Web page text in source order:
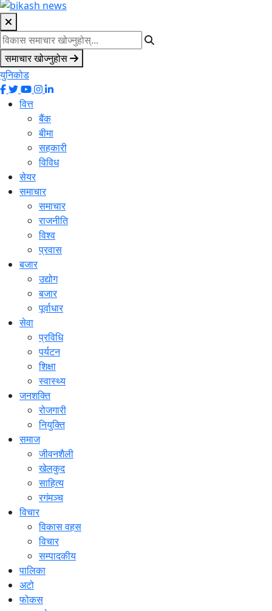
समाचार खोज्नुहोस
युनिकोड
वित्त
बैंक
बीमा
सहकारी
विविध
सेयर
समाचार
समाचार
राजनीति
विश्व
प्रवास
बजार
उद्योग
बजार
पूर्वाधार
सेवा
प्रविधि
पर्यटन
शिक्षा
स्वास्थ्य
जनशक्ति
रोजगारी
नियुक्ति
समाज
जीवनशैली
खेलकुद
साहित्य
रगंमञ्च
विचार
विकास वहस
विचार
सम्पादकीय
पालिका
अटो
फोकस